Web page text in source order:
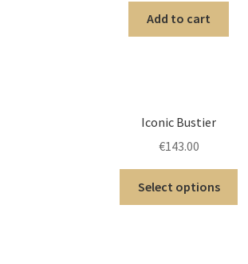
Add to cart
Iconic Bustier
€143.00
Select options